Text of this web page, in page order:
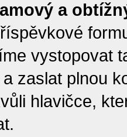
a
vystopovat
zaslat plnou
hlavičce,